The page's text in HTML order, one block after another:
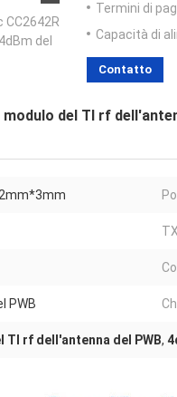
CC2642R
del
Termini di
Capacità di
Contatto
modulo del TI rf
PWB
TI rf dell'antenna del PWB,